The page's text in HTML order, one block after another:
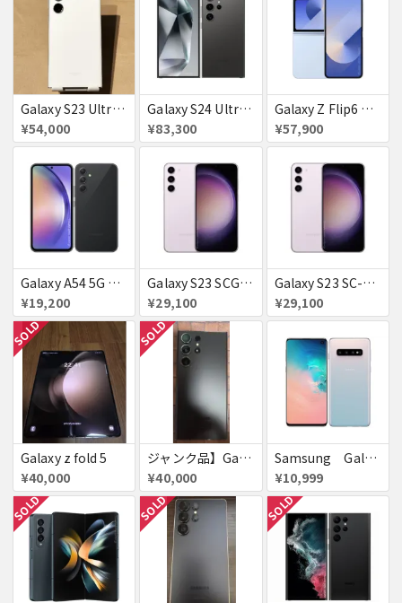
Galaxy S23 Ultra SC-52D クリーム docomo 送料無料
¥54,000
Galaxy S24 Ultra SCG26 512GB au チタニウムブラック 送料無料
¥83,300
Galaxy Z Flip6 ブルー 256GB au 送料無料
¥57,900
Galaxy A54 5G SC−23D docomo オーサムグラファイト 送料無料
¥19,200
Galaxy S23 SCG19 ラベンダー au 送料無料
¥29,100
Galaxy S23 SC-51D SAMSUNG docomo 送料無料
¥29,100
SOLD
Galaxy z fold 5
¥40,000
SOLD
ジャンク品】Galaxy S23 Ultra 512GB (au版/SCG20)【AU赤ロム】
¥40,000
Samsung Galaxyｓ１０ 有機EL ハイエンド
¥10,999
SOLD SOLD SOLD